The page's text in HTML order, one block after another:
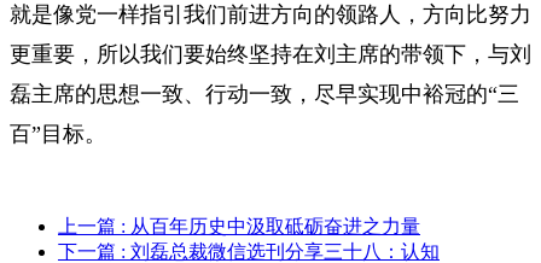
就是像党一样指引我们前进方向的领路人，方向比努力
更重要，所以我们要始终坚持在刘主席的带领下，与刘
磊主席的思想一致、行动一致，尽早实现中裕冠的“三
百”目标。
上一篇 : 从百年历史中汲取砥砺奋进之力量
下一篇 : 刘磊总裁微信选刊分享三十八：认知